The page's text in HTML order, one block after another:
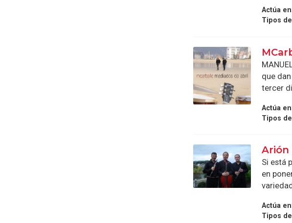
Actúa
Tipos
que
tercer
Actúa
Tipos
Arión
Si está
en
Actúa
Tipos